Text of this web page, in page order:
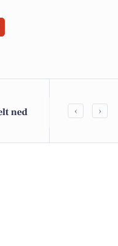
ned
Top 6 over
‹ ›